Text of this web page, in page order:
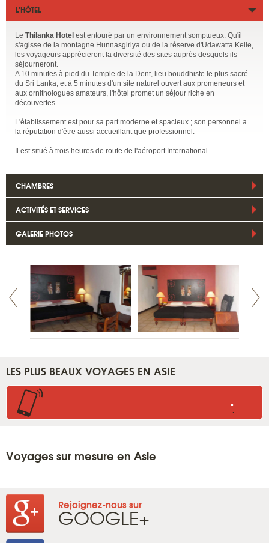
L’HÔTEL
Le Thilanka Hotel est entouré par un environnement somptueux. Qu'il
s'agisse de la montagne Hunnasgiriya ou de la réserve d'Udawatta Kelle,
les voyageurs apprécieront la diversité des sites auprès desquels ils
séjourneront.
A 10 minutes à pied du Temple de la Dent, lieu bouddhiste le plus sacré
du Sri Lanka, et à 5 minutes d'un site naturel ouvert aux promeneurs et
aux ornithologues amateurs, l'hôtel promet un séjour riche en
découvertes.
L'établissement est pour sa part moderne et spacieux ; son personnel a
la réputation d'être aussi accueillant que professionnel.
Il est situé à trois heures de route de l'aéroport International.
CHAMBRES
ACTIVITÉS ET SERVICES
GALERIE PHOTOS
LES PLUS BEAUX VOYAGES EN ASIE
..
Voyages sur mesure en Asie
Rejoignez-nous sur
GOOGLE+